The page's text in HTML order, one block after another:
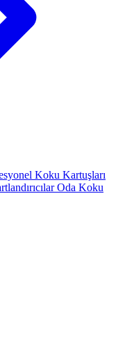
Koku Kartuşları
Oda Koku